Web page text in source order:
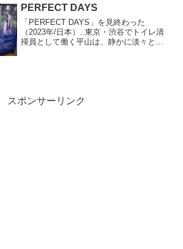
うになる。そんな...
PERFECT DAYS
「PERFECT DAYS」を見終わった
（2023年/日本）..東京・渋谷でトイレ清
掃員として働く平山は、静かに淡々とし
スポンサーリンク